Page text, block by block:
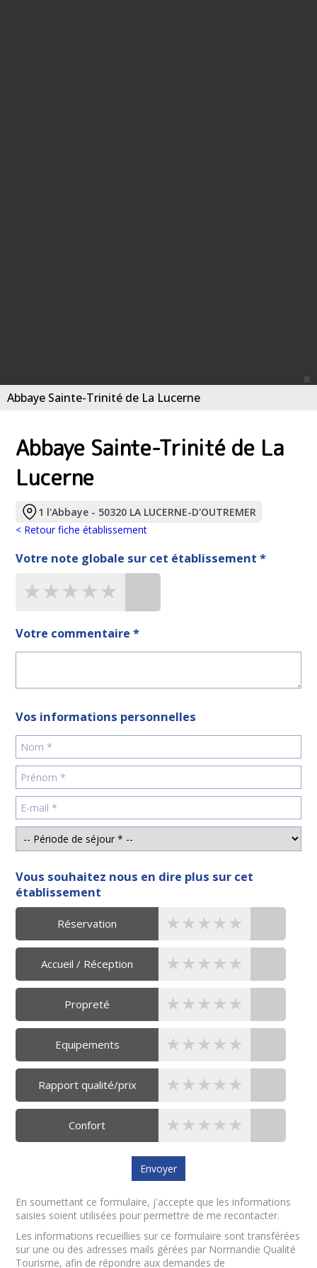
Abbaye Sainte-Trinité de La Lucerne
Abbaye Sainte-Trinité de La
Lucerne
1 l'Abbaye - 50320 LA LUCERNE-D'OUTREMER
< Retour fiche établissement
Votre note globale sur cet établissement *
★★★★★
★★★★★
★★★★★
Votre commentaire *
Vos informations personnelles
Vous souhaitez nous en dire plus sur cet
établissement
Réservation ★★★★★
★★★★★
★★★★★
Accueil / Réception ★★★★★
★★★★★
★★★★★
Propreté ★★★★★
★★★★★
★★★★★
Equipements ★★★★★
★★★★★
★★★★★
Rapport qualité/prix ★★★★★
★★★★★
★★★★★
Confort ★★★★★
★★★★★
★★★★★
En soumettant ce formulaire, j'accepte que les informations
saisies soient utilisées pour permettre de me recontacter.
Les informations recueillies sur ce formulaire sont transférées
sur une ou des adresses mails gérées par Normandie Qualité
Tourisme, afin de répondre aux demandes de